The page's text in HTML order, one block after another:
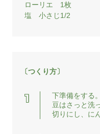
ローリエ 1枚
塩 小さじ1/2
〔つくり方〕
下準備をする。
豆はさっと洗
切りにし、に